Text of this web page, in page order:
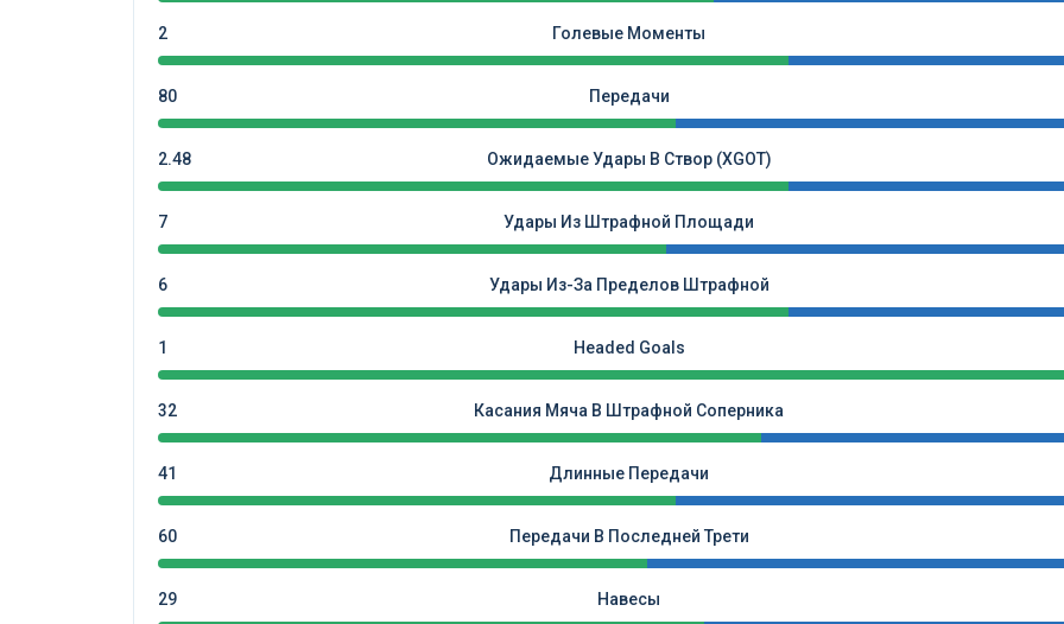
2 Голевые Моменты
80 Передачи
2.48 Ожидаемые Удары В Створ (xGOT)
7 Удары Из Штрафной Площади
6 Удары Из-За Пределов Штрафной
1 Headed Goals
32 Касания Мяча В Штрафной Соперника
41 Длинные Передачи
60 Передачи В Последней Трети
29 Навесы